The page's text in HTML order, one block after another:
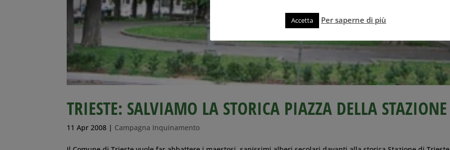
TRIESTE: SALVIAMO LA STORICA PIAZZA DELLA STAZIONE
11 Apr 2008 | Campagna Inquinamento
Accetta Per saperne di più